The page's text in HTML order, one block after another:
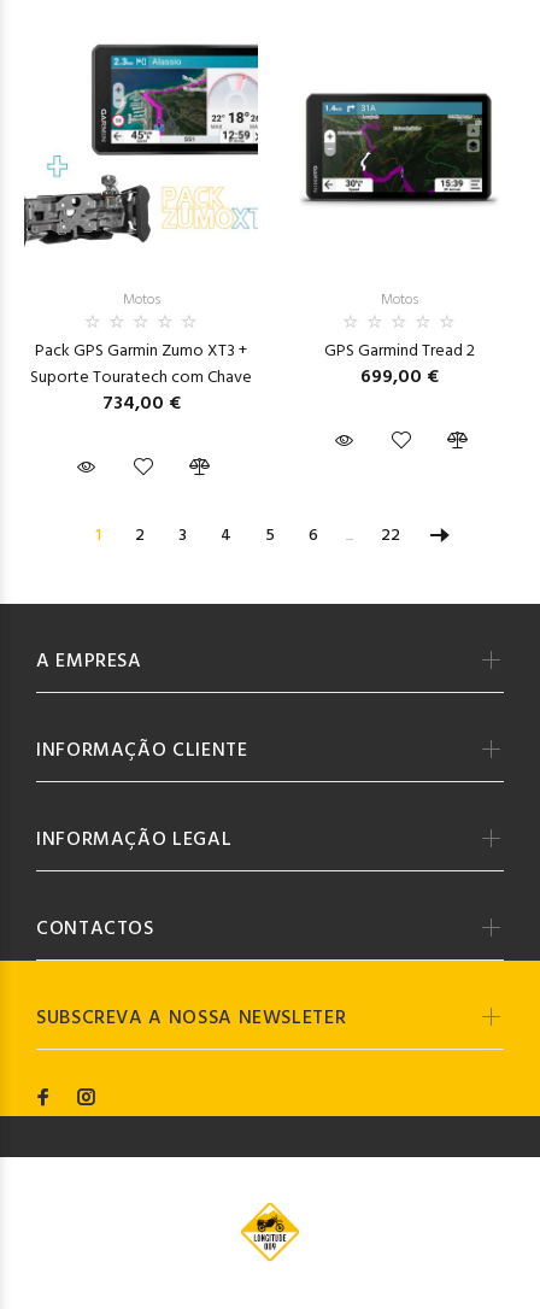
Motos
Pack GPS Garmin Zumo XT3 +
Suporte Touratech com Chave
734,00 €
Motos
GPS Garmind Tread 2
699,00 €
1 2 3 4 5 6 ... 22
SUBSCREVA A NOSSA NEWSLETER
A EMPRESA
INFORMAÇÃO CLIENTE
INFORMAÇÃO LEGAL
CONTACTOS